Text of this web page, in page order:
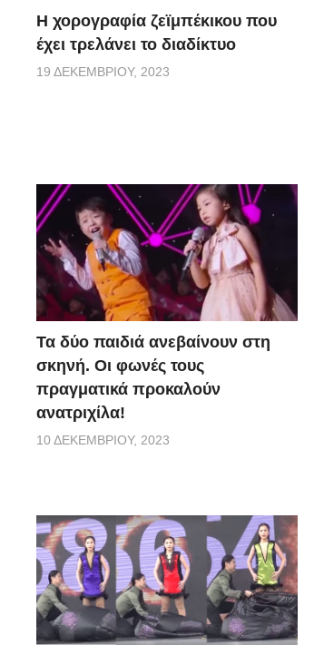
Η χορογραφία ζεϊμπέκικου που
έχει τρελάνει το διαδίκτυο
19 ΔΕΚΕΜΒΡΊΟΥ, 2023
Τα δύο παιδιά ανεβαίνουν στη
σκηνή. Οι φωνές τους
πραγματικά προκαλούν
ανατριχίλα!
10 ΔΕΚΕΜΒΡΊΟΥ, 2023